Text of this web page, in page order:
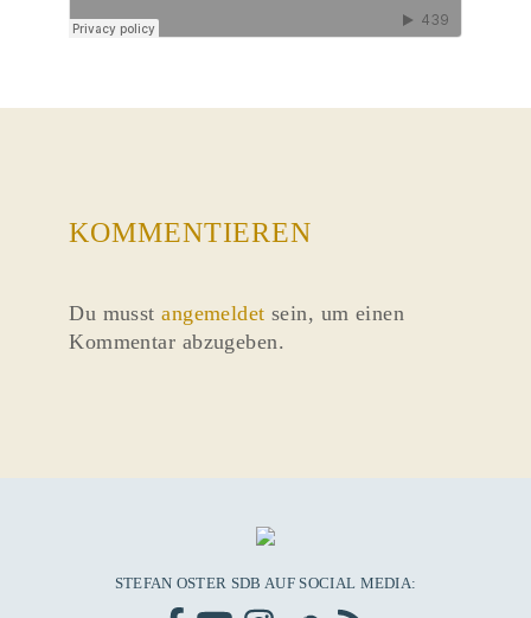
KOMMENTIEREN
Du musstangemeldet sein, um einen
Kommentar abzugeben.
STEFAN OSTER SDB AUF SOCIAL MEDIA: